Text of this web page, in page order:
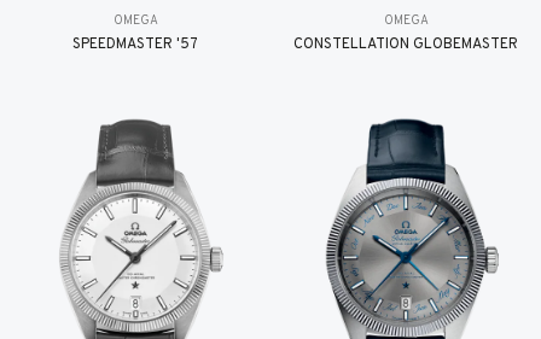
OMEGA
SPEEDMASTER '57
OMEGA
CONSTELLATION GLOBEMASTER